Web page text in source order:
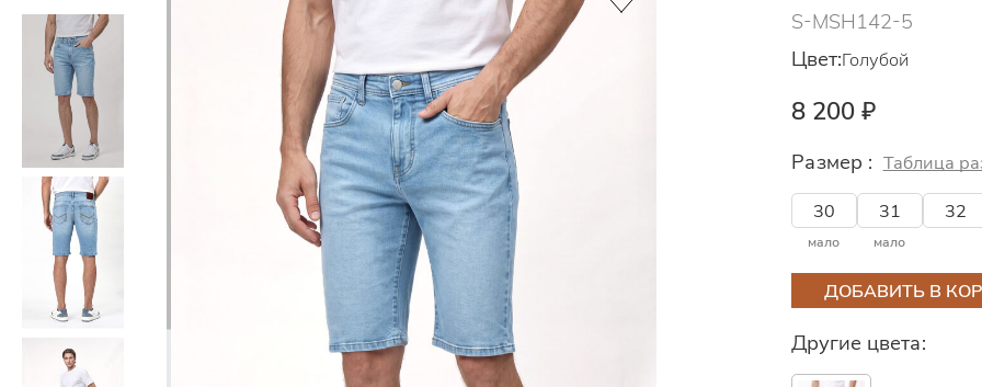
S-MSH142-5
Цвет:Голубой
8 200 ₽
Размер : Таблица
30
мало
31
мало
32
ДОБАВИТЬ В
Другие цвета: